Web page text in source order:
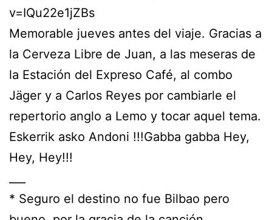
v=IQu22e1jZBs
Memorable jueves antes del viaje. Gracias a
la Cerveza Libre de Juan, a las meseras de
la Estación del Expreso Café, al combo
Jäger y a Carlos Reyes por cambiarle el
repertorio anglo a Lemo y tocar aquel tema.
Eskerrik asko Andoni !!!Gabba gabba Hey,
Hey, Hey!!!
* Seguro el destino no fue Bilbao pero